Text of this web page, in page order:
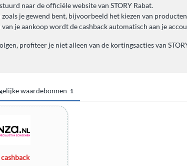
naar de officiële website van STORY Rabat.
zoals je gewend bent, bijvoorbeeld het kiezen van
je aankoop wordt de cashback automatisch aan je
profiteer je niet alleen van de kortingsacties van
waardebonnen 1